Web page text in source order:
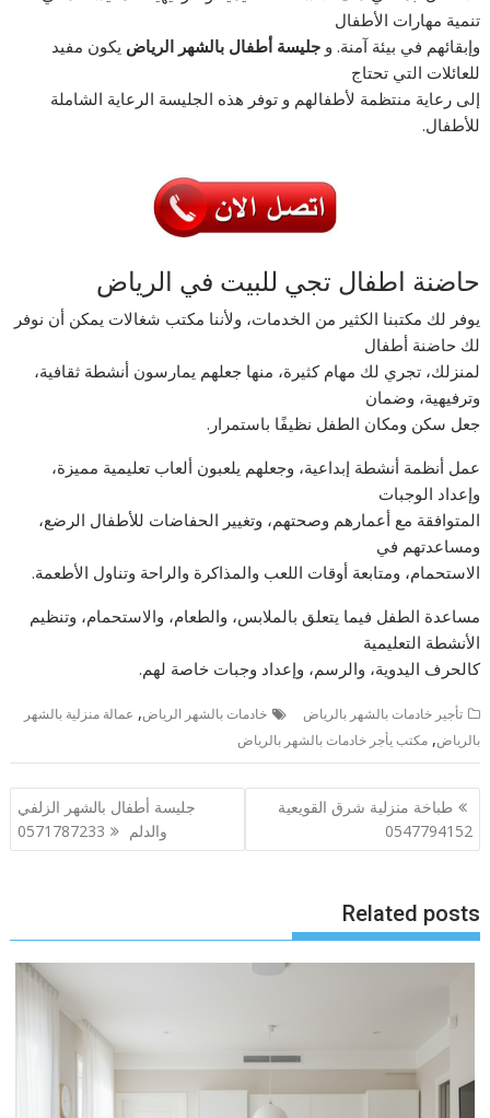
تنمية مهارات الأطفال
وإبقائهم في بيئة آمنة. وجليسة أطفال بالشهر الرياض يكون مفيد
للعائلات التي تحتاج
إلى رعاية منتظمة لأطفالهم و توفر هذه الجليسة الرعاية الشاملة
للأطفال.
حاضنة اطفال تجي للبيت في الرياض
يوفر لك مكتبنا الكثير من الخدمات، ولأننا مكتب شغالات يمكن أن نوفر
لك حاضنة أطفال
لمنزلك، تجري لك مهام كثيرة، منها جعلهم يمارسون أنشطة ثقافية،
وترفيهية، وضمان
جعل سكن ومكان الطفل نظيفًا باستمرار.
عمل أنظمة أنشطة إبداعية، وجعلهم يلعبون ألعاب تعليمية مميزة،
وإعداد الوجبات
المتوافقة مع أعمارهم وصحتهم، وتغيير الحفاضات للأطفال الرضع،
ومساعدتهم في
الاستحمام، ومتابعة أوقات اللعب والمذاكرة والراحة وتناول الأطعمة.
مساعدة الطفل فيما يتعلق بالملابس، والطعام، والاستحمام، وتنظيم
الأنشطة التعليمية
كالحرف اليدوية، والرسم، وإعداد وجبات خاصة لهم.
تأجير خادمات بالشهر بالرياض خادمات بالشهر الرياض, عمالة منزلية بالشهر
بالرياض,مكتب يأجر خادمات بالشهر بالرياض
تصفّح
المقالات
طباخة منزلية شرق القويعية
0547794152
جليسة أطفال بالشهر الزلفي
والدلم 0571787233
Related posts